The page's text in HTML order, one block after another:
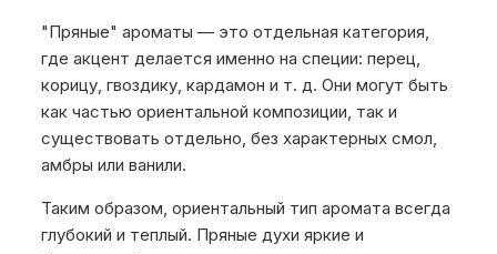
"Пряные" ароматы — это отдельная категория,
где акцент делается именно на специи: перец,
корицу, гвоздику, кардамон и т. д. Они могут быть
как частью ориентальной композиции, так и
существовать отдельно, без характерных смол,
амбры или ванили.
Таким образом, ориентальный тип аромата всегда
глубокий и теплый. Пряные духи яркие и